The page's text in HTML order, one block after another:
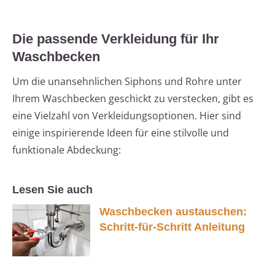
Die passende Verkleidung für Ihr
Waschbecken
Um die unansehnlichen Siphons und Rohre unter
Ihrem Waschbecken geschickt zu verstecken, gibt es
eine Vielzahl von Verkleidungsoptionen. Hier sind
einige inspirierende Ideen für eine stilvolle und
funktionale Abdeckung:
Lesen Sie auch
Waschbecken austauschen:
Schritt-für-Schritt Anleitung